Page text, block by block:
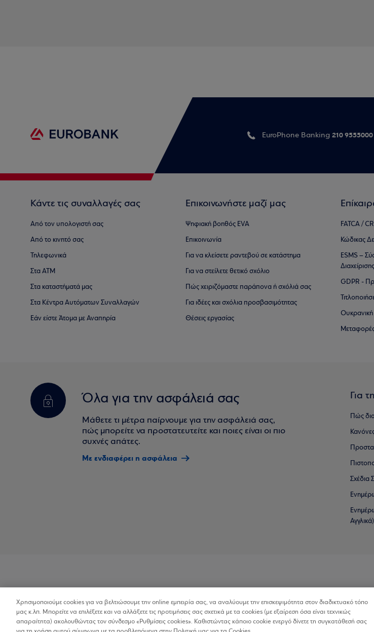
EuroPhone Banking 210 9555000
Κάντε τις συναλλαγές σας
Από τον υπολογιστή σας
Από το κινητό σας
Τηλεφωνικά
Στα ΑΤΜ
Στα καταστήματά μας
Στα Κέντρα Αυτόματων Συναλλαγών
Εάν είστε Άτομα με Αναπηρία
Επικοινωνήστε μαζί μας
Ψηφιακή βοηθός EVA
Επικοινωνία
Για να κλείσετε ραντεβού σε κατάστημα
Για να στείλετε θετικό σχόλιο
Πώς χειριζόμαστε παράπονα ή σχόλιά σας
Για ιδέες και σχόλια προσβασιμότητας
Θέσεις εργασίας
FATCA /
Κώδικας
ESMS –
Διαχείρισης
GDPR -
Ουκρανική
Όλα για την ασφάλειά σας
Μάθετε τι μέτρα παίρνουμε για την ασφάλειά σας,
πώς μπορείτε να προστατευτείτε και ποιες είναι οι πιο
συχνές απάτες.
Με ενδιαφέρει η ασφάλεια
Για
Πώς
Σχέδια
Αγγλικά)
Προσβασιμότητα
Χρησιμοποιούμε cookies για να βελτιώσουμε την online εμπειρία σας, να αναλύουμε την επισκεψιμότητα στον διαδικτυακό τόπο
μας κ.λπ. Μπορείτε να επιλέξετε και να αλλάξετε τις προτιμήσεις σας σχετικά με τα cookies (με εξαίρεση όσα είναι τεχνικώς
απαραίτητα) ακολουθώντας τον σύνδεσμο «Ρυθμίσεις cookies». Καθιστώντας κάποιο cookie ενεργό δίνετε τη συγκατάθεσή σας